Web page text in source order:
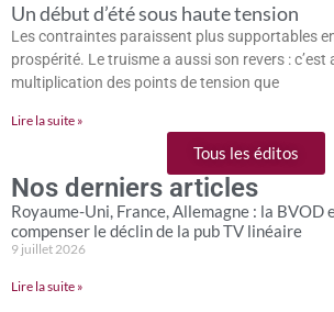
Un début d’été sous haute tension
Les contraintes paraissent plus supportables
prospérité. Le truisme a aussi son revers : c’est
multiplication des points de tension que
Lire la suite »
Tous les éditos
Nos derniers articles
Royaume-Uni, France, Allemagne : la BVOD
compenser le déclin de la pub TV linéaire
9 juillet 2026
Lire la suite »